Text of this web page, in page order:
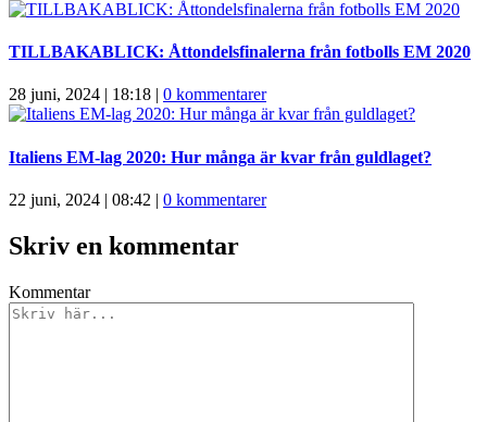
TILLBAKABLICK: Åttondelsfinalerna från fotbolls EM 2020
28 juni, 2024 | 18:18 | 0 kommentarer
Italiens EM-lag 2020: Hur många är kvar från guldlaget?
22 juni, 2024 | 08:42 | 0 kommentarer
Skriv en kommentar
Kommentar